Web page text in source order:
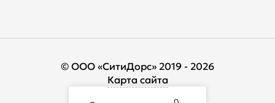
© ООО «СитиДорс» 2019 - 2026
Карта сайта